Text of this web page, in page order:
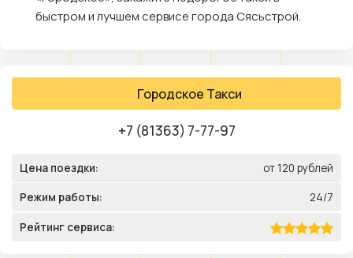
быстром и лучшем сервисе города Сясьстрой.
Городское Такси
+7 (81363) 7-77-97
Цена поездки: от 120 рублей
Режим работы: 24/7
Рейтинг сервиса: